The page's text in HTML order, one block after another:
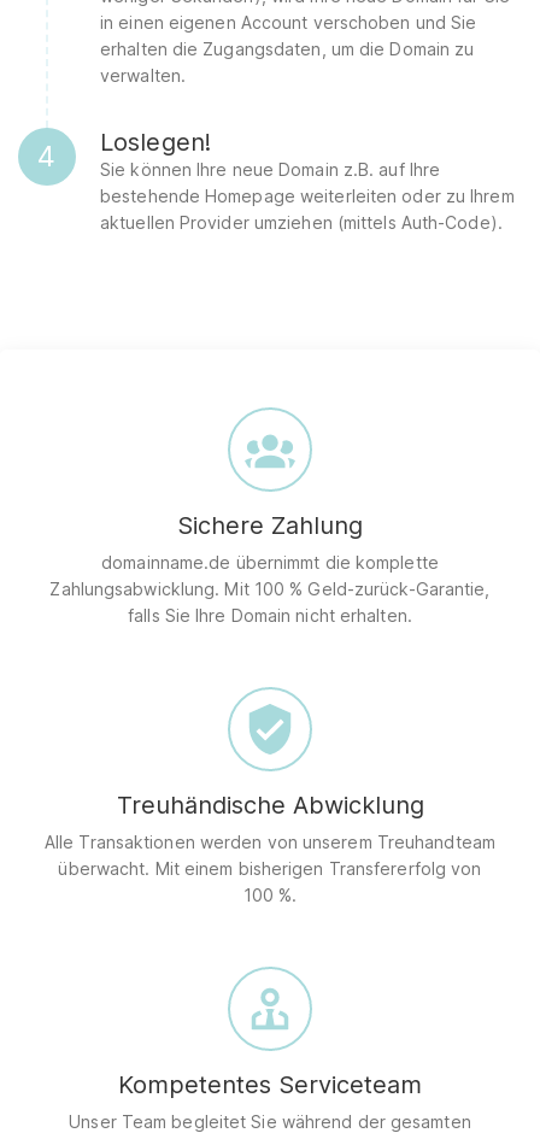
in einen eigenen Account verschoben und Sie
erhalten die Zugangsdaten, um die Domain zu
verwalten.
4 Loslegen!
Sie können Ihre neue Domain z.B. auf Ihre
bestehende Homepage weiterleiten oder zu Ihrem
aktuellen Provider umziehen (mittels Auth-Code).
Sichere Zahlung
domainname.de übernimmt die komplette
Zahlungsabwicklung. Mit 100 % Geld-zurück-Garantie,
falls Sie Ihre Domain nicht erhalten.
Treuhändische Abwicklung
Alle Transaktionen werden von unserem Treuhandteam
überwacht. Mit einem bisherigen Transfererfolg von
100 %.
Kompetentes Serviceteam
Unser Team begleitet Sie während der gesamten